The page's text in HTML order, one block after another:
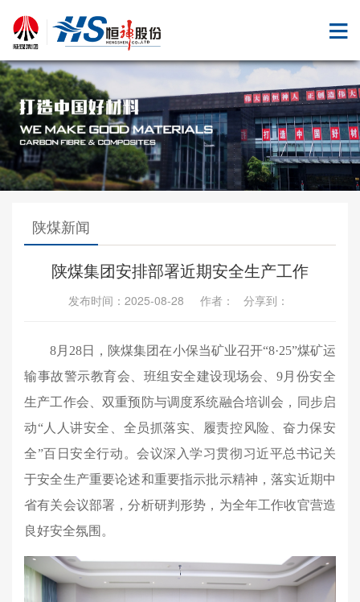
陕煤新闻
陕煤集团安排部署近期安全生产工作
发布时间：2025-08-28 作者： 分享到：
8月28日，陕煤集团在小保当矿业召开“8·25”煤矿运
输事故警示教育会、班组安全建设现场会、9月份安全
生产工作会、双重预防与调度系统融合培训会，同步启
动“人人讲安全、全员抓落实、履责控风险、奋力保安
全”百日安全行动。会议深入学习贯彻习近平总书记关
于安全生产重要论述和重要指示批示精神，落实近期中
省有关会议部署，分析研判形势，为全年工作收官营造
良好安全氛围。